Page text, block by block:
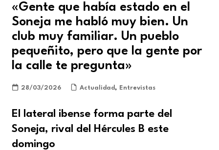
«Gente que había estado en el
Soneja me habló muy bien. Un
club muy familiar. Un pueblo
pequeñito, pero que la gente por
la calle te pregunta»
28/03/2026 Actualidad , Entrevistas
El lateral ibense forma parte del
Soneja, rival del Hércules B este
domingo